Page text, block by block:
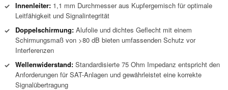
✓ Innenleiter: 1,1 mm Durchmesser aus Kupfergemisch für optimale
Leitfähigkeit und Signalintegrität
✓
Doppelschirmung: Alufolie und dichtes Geflecht mit einem
Schirmungsmaß von >80 dB bieten umfassenden Schutz vor
Interferenzen
✓ Wellenwiderstand: Standardisierte 75 Ohm Impedanz entspricht den
Anforderungen für SAT-Anlagen und gewährleistet eine korrekte
Signalübertragung